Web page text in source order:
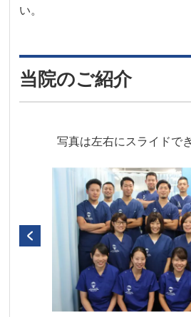
い。
当院のご紹介
写真は左右にスライドで